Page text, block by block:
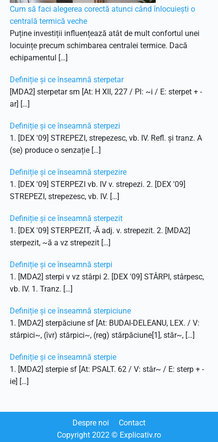
Cum să faci alegerea corectă atunci când înlocuiești o
centrală termică veche
Puține investiții influențează atât de mult confortul unei
locuințe precum schimbarea centralei termice. Dacă
echipamentul […]
Definiție și ce înseamnă sterpetar
[MDA2] sterpetar sm [At: H XII, 227 / Pl: ~i / E: sterpet + -
ar] […]
Definiție și ce înseamnă sterpezi
1. [DEX '09] STREPEZI, strepezesc, vb. IV. Refl. și tranz. A
(se) produce o senzație […]
Definiție și ce înseamnă sterpezire
1. [DEX '09] STERPEZI vb. IV v. strepezi. 2. [DEX '09]
STREPEZI, strepezesc, vb. IV. […]
Definiție și ce înseamnă sterpezit
1. [DEX '09] STERPEZIT, -Ă adj. v. strepezit. 2. [MDA2]
sterpezit, ~ă a vz strepezit […]
Definiție și ce înseamnă sterpi
1. [MDA2] sterpi v vz stârpi 2. [DEX '09] STÂRPI, stârpesc,
vb. IV. 1. Tranz. […]
Definiție și ce înseamnă sterpiciune
1. [MDA2] sterpăciune sf [At: BUDAI-DELEANU, LEX. / V:
stârpici~, (îvr) stărpici~, (reg) stărpăciune[1], stăr~, […]
Definiție și ce înseamnă sterpie
1. [MDA2] sterpie sf [At: PSALT. 62 / V: stâr~ / E: sterp + -
ie] […]
Despre noi
Contact
Copyright 2022 © Explicativ.ro